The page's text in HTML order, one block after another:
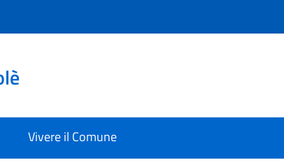
Vivere il Comune